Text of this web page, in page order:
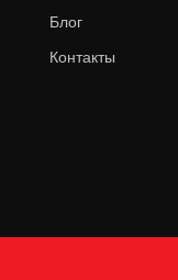
Блог
Контакты